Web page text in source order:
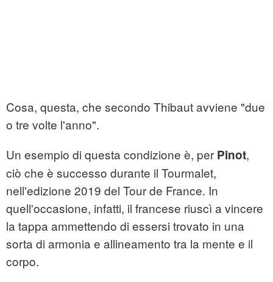
Cosa, questa, che secondo Thibaut avviene "due
o tre volte l'anno".
Un esempio di questa condizione è, per Pinot,
ciò che è successo durante il Tourmalet,
nell'edizione 2019 del Tour de France. In
quell'occasione, infatti, il francese riuscì a vincere
la tappa ammettendo di essersi trovato in una
sorta di armonia e allineamento tra la mente e il
corpo.